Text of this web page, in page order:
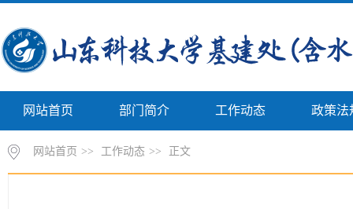
网站首页 部门简介 工作动态 政策法
网站首页 >> 工作动态 >> 正文